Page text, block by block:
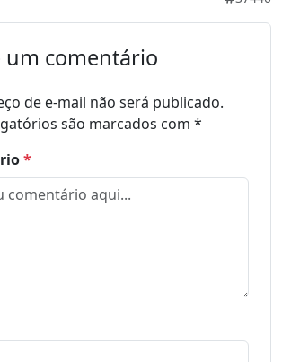
um comentário
de e-mail não será publicado.
são marcados com *
*